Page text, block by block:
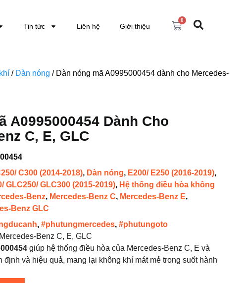
Tin tức Liên hệ Giới thiệu
0
/ Dàn nóng / Dàn nóng mã A0995000454 dành cho Mercedes-
A0995000454 Dành Cho
C, E, GLC
C300 (2014-2018), Dàn nóng, E200/ E250 (2016-2019),
GLC250/ GLC300 (2015-2019), Hệ thống điều hòa không
Benz, Mercedes-Benz C, Mercedes-Benz E,
Benz GLC
, #phutungmercedes, #phutungoto
Mercedes-Benz C, E, GLC
giúp hệ thống điều hòa của Mercedes-Benz C, E và
định và hiệu quả, mang lại không khí mát mẻ trong suốt hành